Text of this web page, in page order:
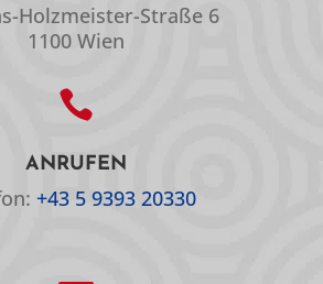
Holzmeister-Straße 6
1100 Wien

ANRUFEN
+43 5 9393 20330